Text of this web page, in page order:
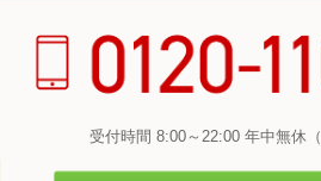
受付時間 8:00～22:00 年中無休